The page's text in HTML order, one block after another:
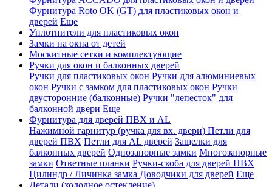
Фурнитура Roto OK (GT) для пластиковых окон и
дверей Еще
Уплотнители для пластиковых окон
Замки на окна от детей
Москитные сетки и комплектующие
Ручки для окон и балконных дверей
Ручки для пластиковых окон Ручки для алюминиевых
окон Ручки с замком для пластиковых окон Ручки
двусторонние (балконные) Ручки "лепесток" для
балконной двери Еще
Фурнитура для дверей ПВХ и AL
Нажимной гарнитур (ручка для вх. двери) Петли для
дверей ПВХ Петли для AL дверей Защелки для
балконных дверей Однозапорные замки Многозапорные
замки Ответные планки Ручки-скоба для дверей ПВХ
Цилиндр / Личинка замка Доводчики для дверей Еще
Детали (холодное остекление)